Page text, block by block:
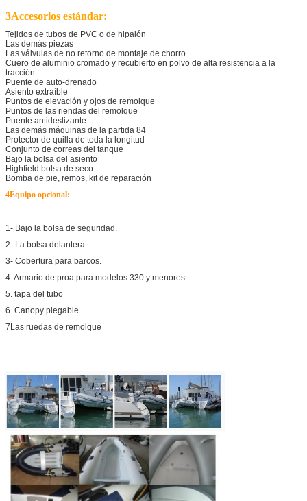
3Accesorios estándar:
Tejidos de tubos de PVC o de hipalón
Las demás piezas
Las válvulas de no retorno de montaje de chorro
Cuero de aluminio cromado y recubierto en polvo de alta resistencia a la
tracción
Puente de auto-drenado
Asiento extraíble
Puntos de elevación y ojos de remolque
Puntos de las riendas del remolque
Puente antideslizante
Las demás máquinas de la partida 84
Protector de quilla de toda la longitud
Conjunto de correas del tanque
Bajo la bolsa del asiento
Highfield bolsa de seco
Bomba de pie, remos, kit de reparación
4Equipo opcional:
1- Bajo la bolsa de seguridad.
2- La bolsa delantera.
3- Cobertura para barcos.
4. Armario de proa para modelos 330 y menores
5. tapa del tubo
6. Canopy plegable
7Las ruedas de remolque